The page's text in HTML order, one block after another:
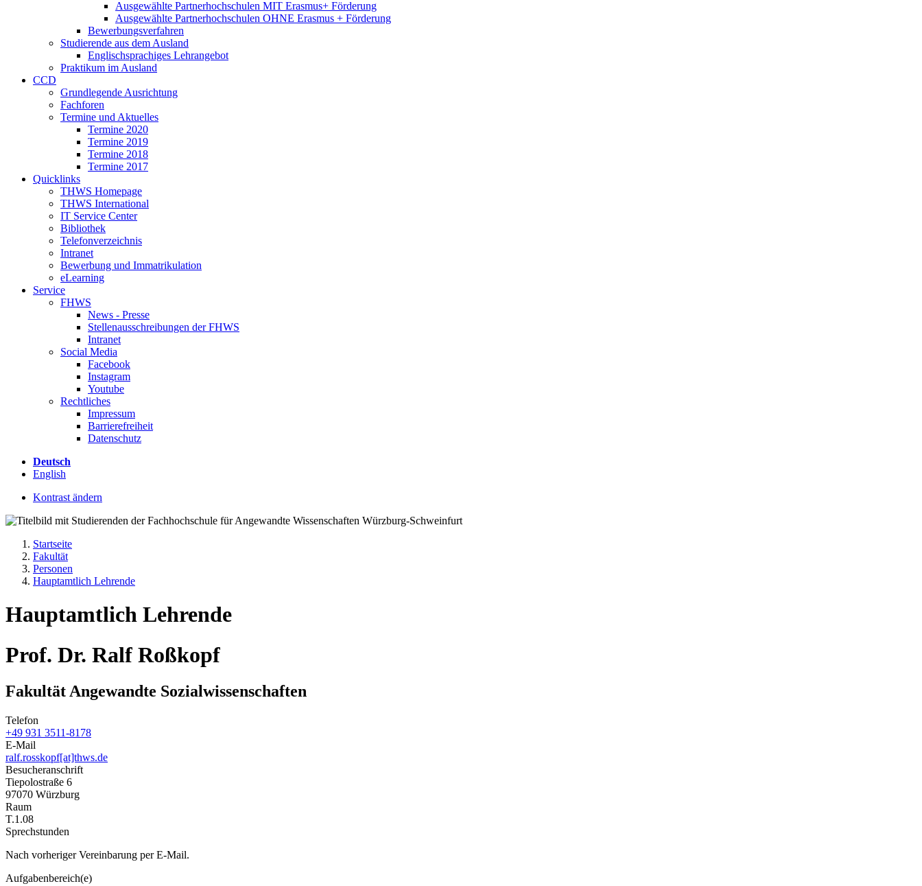
Ausgewählte Partnerhochschulen MIT Erasmus+ Förderung
Ausgewählte Partnerhochschulen OHNE Erasmus + Förderung
Bewerbungsverfahren
Studierende aus dem Ausland
Englischsprachiges Lehrangebot
Praktikum im Ausland
CCD
Grundlegende Ausrichtung
Fachforen
Termine und Aktuelles
Termine 2020
Termine 2019
Termine 2018
Termine 2017
Quicklinks
THWS Homepage
THWS International
IT Service Center
Bibliothek
Telefonverzeichnis
Intranet
Bewerbung und Immatrikulation
eLearning
Service
FHWS
News - Presse
Stellenausschreibungen der FHWS
Intranet
Social Media
Facebook
Instagram
Youtube
Rechtliches
Impressum
Barrierefreiheit
Datenschutz
Deutsch
English
Kontrast ändern
Startseite
Fakultät
Personen
Hauptamtlich Lehrende
Hauptamtlich Lehrende
Prof. Dr. Ralf Roßkopf
Fakultät Angewandte Sozialwissenschaften
Telefon
+49 931 3511-8178
E-Mail
ralf.rosskopf[at]thws.de
Besucheranschrift
Tiepolostraße 6
97070 Würzburg
Raum
T.1.08
Sprechstunden
Nach vorheriger Vereinbarung per E-Mail.
Aufgabenbereich(e)